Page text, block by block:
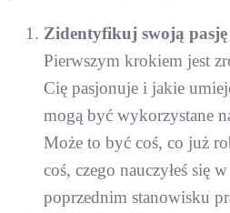
Zidentyfikuj swoją
Pierwszym krokiem jest
Cię pasjonuje i jakie
mogą być wykorzystane
Może to być coś, co już
coś, czego nauczyłeś się
poprzednim stanowisku